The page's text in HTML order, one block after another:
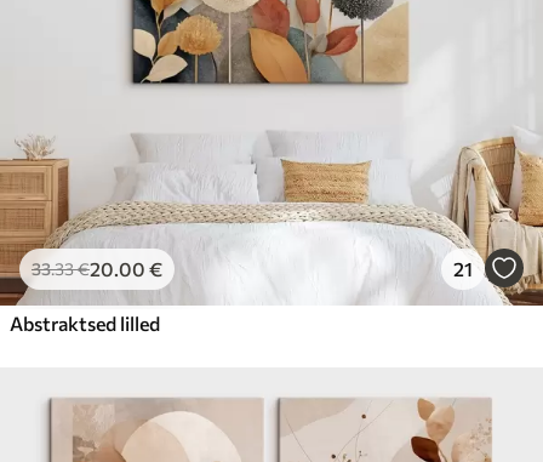
33.33€20.00 € 21
Abstraktsed lilled